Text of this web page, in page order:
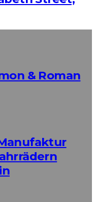
& Roman